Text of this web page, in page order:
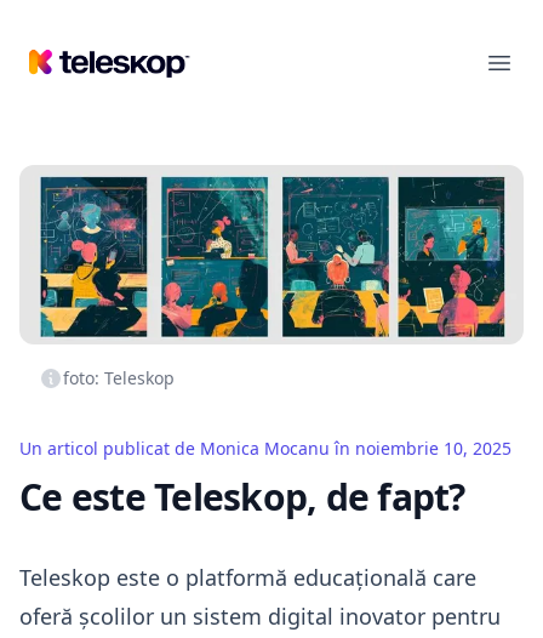
Teleskop
foto: Teleskop
Un articol publicat de Monica Mocanu în noiembrie 10, 2025
Ce este Teleskop, de fapt?
Teleskop este o platformă educațională care
oferă școlilor un sistem digital inovator pentru